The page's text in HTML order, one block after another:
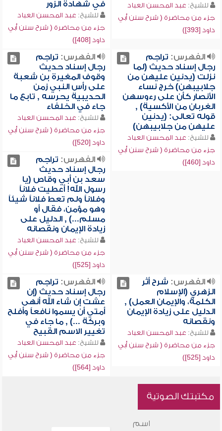
للشيخ: عبد المحسن العباد
جزء من محاضرة ( شرح سنن أبي
داود [393])
في شهادة الزور
للشيخ: عبد المحسن العباد
جزء من محاضرة ( شرح سنن أبي
داود [408])
الفهرس: تراجم
رجال إسناد حديث (لما
نزلت (يدنين عليهن من
جلابيبهن) خرج نساء
الأنصار كأن على رءوسهن
الغربان من الأكسية) ,
قوله تعالى: (يدنين
عليهن من جلابيبهن)
للشيخ: عبد المحسن العباد
جزء من محاضرة ( شرح سنن أبي
داود [460])
الفهرس: تراجم
رجال إسناد حديث
وقوف المغيرة بن شعبة
على رأس النبي زمن
الحديبية يحرسه , تابع ما
جاء في الخلفاء
للشيخ: عبد المحسن العباد
جزء من محاضرة ( شرح سنن أبي
داود [520])
الفهرس: تراجم
رجال إسناد حديث
سعد بن أبي وقاص (يا
رسول الله! أعطيت فلاناً
وفلاناً ولم تعط فلاناً شيئاً
وهو مؤمن، فقال أو
مسلم...) , الدليل على
زيادة الإيمان ونقصانه
للشيخ: عبد المحسن العباد
جزء من محاضرة ( شرح سنن أبي
داود [525])
الفهرس: شرح أثر
الزهري (الإسلام
الكلمة، والإيمان العمل) ,
الدليل على زيادة الإيمان
ونقصانه
للشيخ: عبد المحسن العباد
جزء من محاضرة ( شرح سنن أبي
داود [525])
الفهرس: تراجم
رجال إسناد حديث (إن
عشت إن شاء الله أنهى
أمتي أن يسموا نافعاً وأفلح
وبركة ...) , ما جاء في
تغيير الاسم القبيح
للشيخ: عبد المحسن العباد
جزء من محاضرة ( شرح سنن أبي
داود [564])
مكتبتك الصوتية
اسم